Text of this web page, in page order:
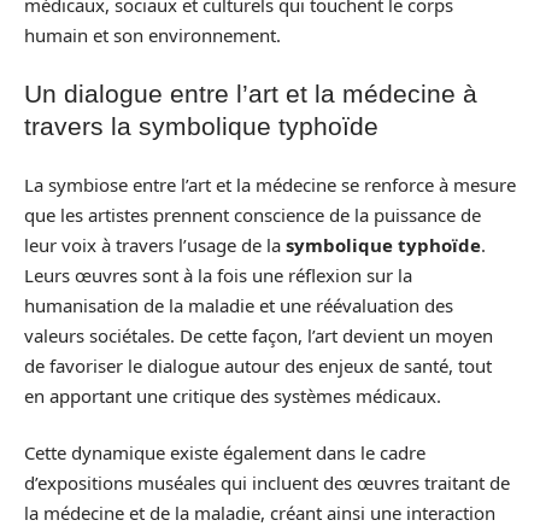
humain et son environnement.
Un dialogue entre l’art et la médecine à
travers la symbolique typhoïde
La symbiose entre l’art et la médecine se renforce à mesure
que les artistes prennent conscience de la puissance de
leur voix à travers l’usage de la symbolique typhoïde.
Leurs œuvres sont à la fois une réflexion sur la
humanisation de la maladie et une réévaluation des
valeurs sociétales. De cette façon, l’art devient un moyen
de favoriser le dialogue autour des enjeux de santé, tout
en apportant une critique des systèmes médicaux.
Cette dynamique existe également dans le cadre
d’expositions muséales qui incluent des œuvres traitant de
la médecine et de la maladie, créant ainsi une interaction